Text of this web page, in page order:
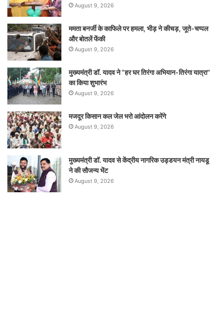
August 9, 2026
ममता बनर्जी के काफिले पर हमला, भीड़ ने कीचड़, जूते-चप्पल
और बोतलें फेंकी
August 9, 2026
मुख्यमंत्री डॉ. यादव ने “हर घर तिरंगा अभियान-तिरंगा यात्रा”
का किया शुभारंभ
August 9, 2026
मजदूर किसान कल जेल भरो आंदोलन करेंगे
August 9, 2026
मुख्यमंत्री डॉ. यादव से केंद्रीय नागरिक उड्डयन मंत्री नायडू
ने की सौजन्य भेंट
August 9, 2026